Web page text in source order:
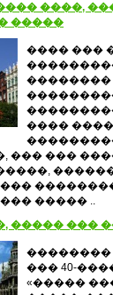
����,
�����
���� ���
��������
����
��� ���
����� ..
����� ���
��� 40-
«�����